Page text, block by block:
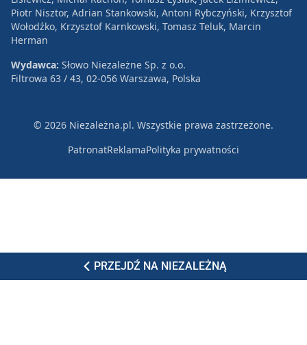
PRZEJDŹ NA NIEZALEŻNĄ
Piotr Nisztor, Adrian Stankowski, Antoni Rybczyński, Krzysztof
Wołodźko, Krzysztof Karnkowski, Tomasz Teluk, Marcin
Herman
Wydawca: Słowo Niezależne Sp. z o.o.
Filtrowa 63 / 43, 02-056 Warszawa, Polska
© 2026 Niezależna.pl. Wszystkie prawa zastrzeżone.
PatronatReklamaPolityka prywatności